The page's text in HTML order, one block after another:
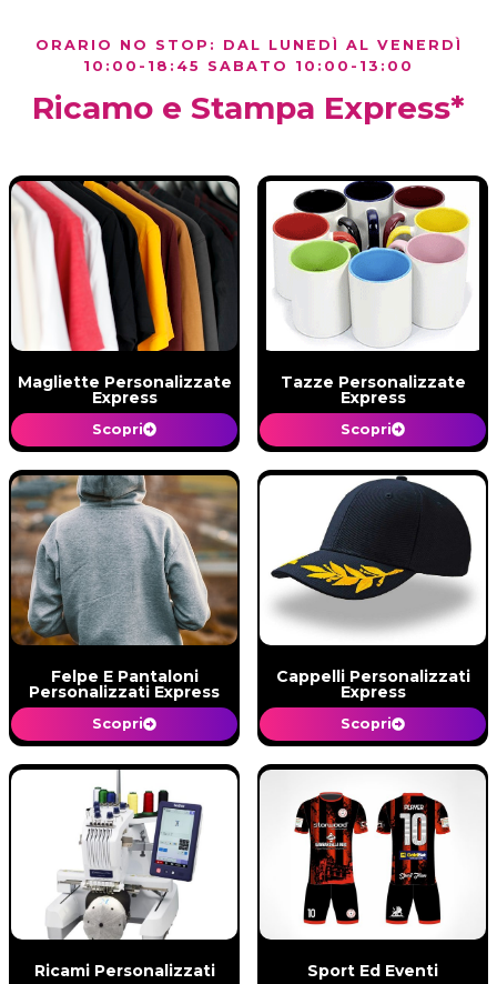
ORARIO NO STOP: DAL LUNEDÌ AL VENERDÌ
10:00-18:45 SABATO 10:00-13:00
Ricamo e Stampa Express*
Magliette Personalizzate
Express
Scopri
Tazze Personalizzate
Express
Scopri
Felpe E Pantaloni
Personalizzati Express
Scopri
Cappelli Personalizzati
Express
Scopri
Ricami Personalizzati Sport Ed Eventi